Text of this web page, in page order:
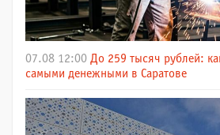
07.08 12:00 До 259 тысяч рублей:
самыми денежными в Саратове